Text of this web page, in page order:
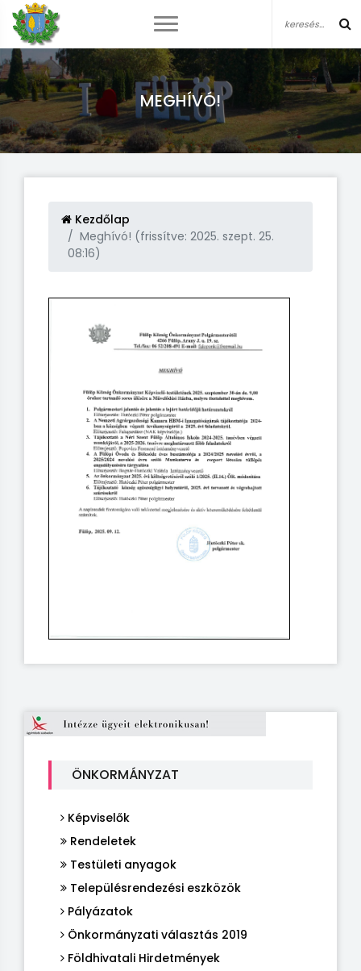
MEGHÍVÓ!
ÖNKORMÁNYZAT
Képviselők
Rendeletek
Testületi anyagok
Településrendezési eszközök
Pályázatok
Önkormányzati választás 2019
Földhivatali Hirdetmények
Kezdőlap
Meghívó! (frissítve: 2025. szept. 25.
08:16)